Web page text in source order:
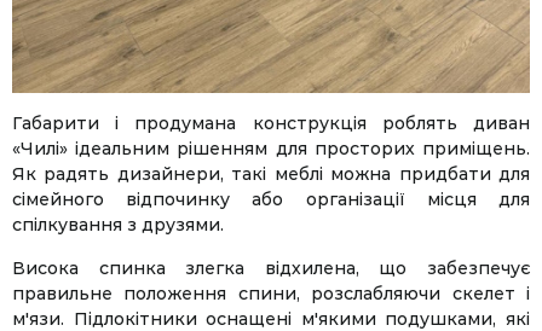
Габарити і продумана конструкція роблять диван
«Чилі» ідеальним рішенням для просторих приміщень.
Як радять дизайнери, такі меблі можна придбати для
сімейного відпочинку або організації місця для
спілкування з друзями.
Висока спинка злегка відхилена, що забезпечує
правильне положення спини, розслабляючи скелет і
м'язи. Підлокітники оснащені м'якими подушками, які